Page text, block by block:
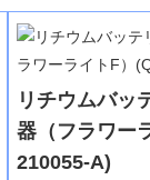
リチウムバッ
器（フラワー
210055-A)